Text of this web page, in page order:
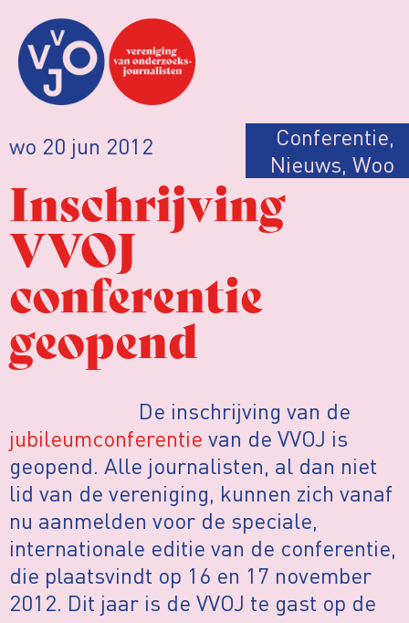
wo 20 jun 2012 Conferentie,
Nieuws, Woo
Inschrijving
VVOJ
conferentie
geopend
De inschrijving van de
jubileumconferentie van de VVOJ is
geopend. Alle journalisten, al dan niet
lid van de vereniging, kunnen zich vanaf
nu aanmelden voor de speciale,
internationale editie van de conferentie,
die plaatsvindt op 16 en 17 november
2012. Dit jaar is de VVOJ te gast op de